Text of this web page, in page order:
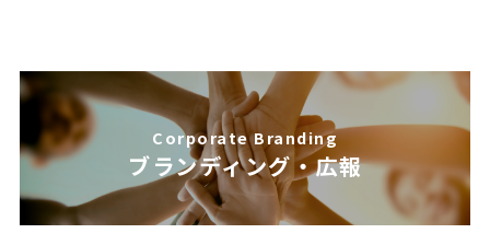
Corporate Branding
ブランディング・広報